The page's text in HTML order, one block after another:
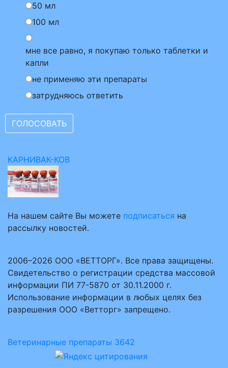
50 мл
100 мл
мне все равно, я покупаю только таблетки и
капли
не применяю эти препараты
затрудняюсь ответить
КАРНИВАК-КОВ
На нашем сайте Вы можете подписаться на
рассылку новостей.
2006–2026 ООО «ВЕТТОРГ». Все права защищены.
Свидетельство о регистрации средства массовой
информации ПИ 77-5870 от 30.11.2000 г.
Использование информации в любых целях без
разрешения ООО «Ветторг» запрещено.
Ветеринарные препараты 3642